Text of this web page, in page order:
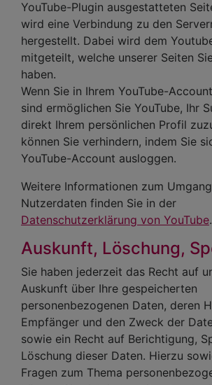
YouTube-Plugin ausgestatteten
wird eine Verbindung zu den
hergestellt. Dabei wird dem
mitgeteilt, welche unserer Seiten
haben.
Wenn Sie in Ihrem YouTube-
sind ermöglichen Sie YouTube, Ihr
direkt Ihrem persönlichen Profil
können Sie verhindern, indem Sie
YouTube-Account ausloggen.
Weitere Informationen zum
Nutzerdaten finden Sie in der
Datenschutzerklärung von YouTube.
Auskunft, Löschung,
Sie haben jederzeit das Recht auf
Auskunft über Ihre gespeicherten
personenbezogenen Daten, deren
Empfänger und den Zweck der
sowie ein Recht auf Berichtigung,
Löschung dieser Daten. Hierzu
Fragen zum Thema